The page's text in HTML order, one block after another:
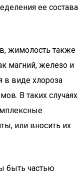
ее состава
жимолость также
магний, железо и
в виде хлороза
В таких случаях
или вносить их
быть частью